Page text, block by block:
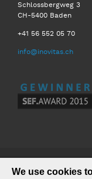
Schlossbergweg 3
CH-5400 Baden
+41 56 552 05 70
info@inovitas.ch
©2026 iNovitas AG. All
We use cookies